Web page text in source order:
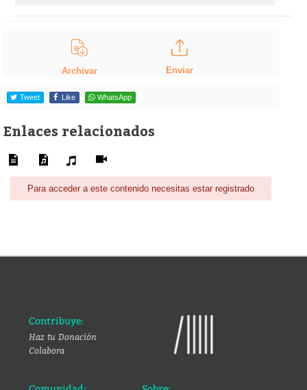
Archivar Enviar
Tweet Like WhatsApp
Enlaces relacionados
Para acceder a este contenido necesitas estar registrado
Contribuye:
Haz tu Donación
Colabora